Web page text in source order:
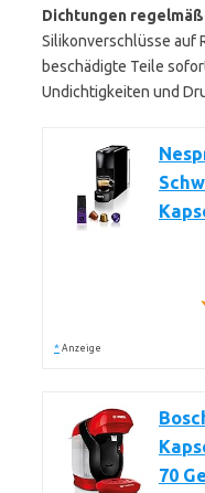
Dichtungen
Silikonverschlüsse auf
beschädigte Teile
Undichtigkeiten und
* Anzeige
70